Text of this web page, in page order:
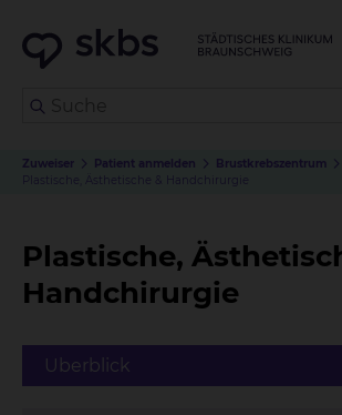
Zuweiser Patient anmelden
Brustkrebszentrum
Plastische, Ästhetische & Handchirurgie
Plastische,
Handchirurgie